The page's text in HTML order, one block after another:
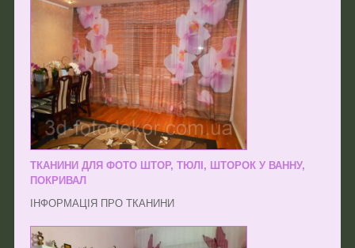
ТКАНИНИ ДЛЯ ФОТО ШТОР, ТЮЛІ, ШТОРОК У ВАННУ,
ПОКРИВАЛ
ІНФОРМАЦІЯ ПРО ТКАНИНИ